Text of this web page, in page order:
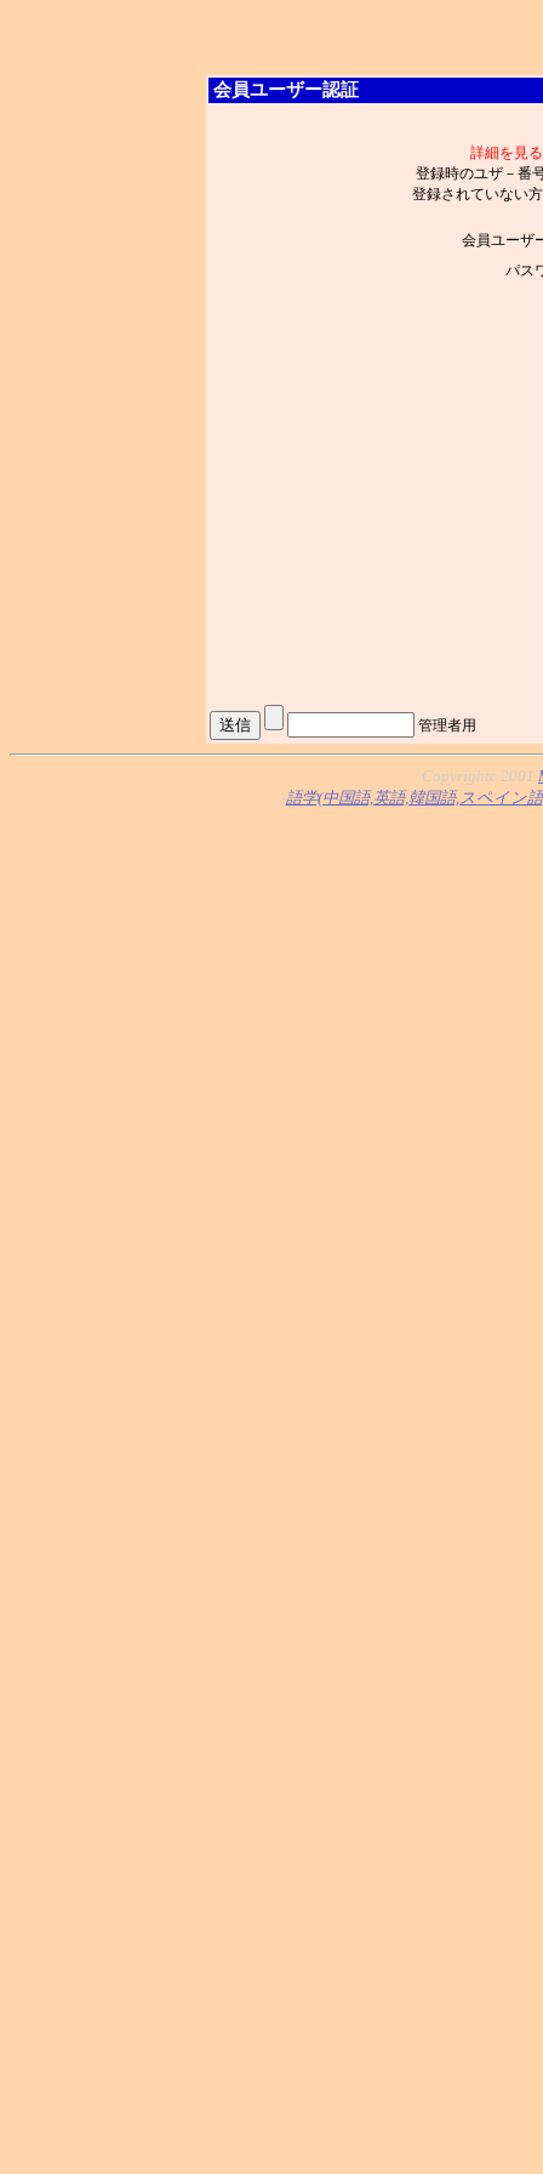
会員ユーザー認証
詳細を見
登録時のユザ－番
登録されていない
会員ユーザ
パス
管理者用
Copyrightc 2001
-語学(中国語,英語,韓国語,スペイン